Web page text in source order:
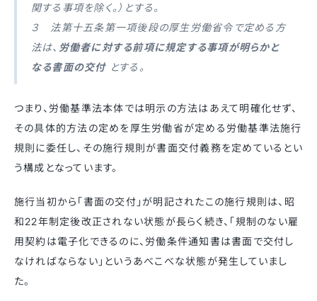
関する事項を除く。）とする。
３ 法第十五条第一項後段の厚生労働省令で定める方
法は、 労働者に対する前項に規定する事項が明らかと
なる書面の交付とする。
つまり、労働基準法本体では明示の方法はあえて明確化せず、
その具体的方法の定めを厚生労働省が定める労働基準法施行
規則に委任し、その施行規則が書面交付義務を定めているとい
う構成となっています。
施行当初から「書面の交付」が明記されたこの施行規則は、昭
和22年制定後改正されない状態が長らく続き、「規制のない雇
用契約は電子化できるのに、労働条件通知書は書面で交付し
なければならない」というあべこべな状態が発生していまし
た。